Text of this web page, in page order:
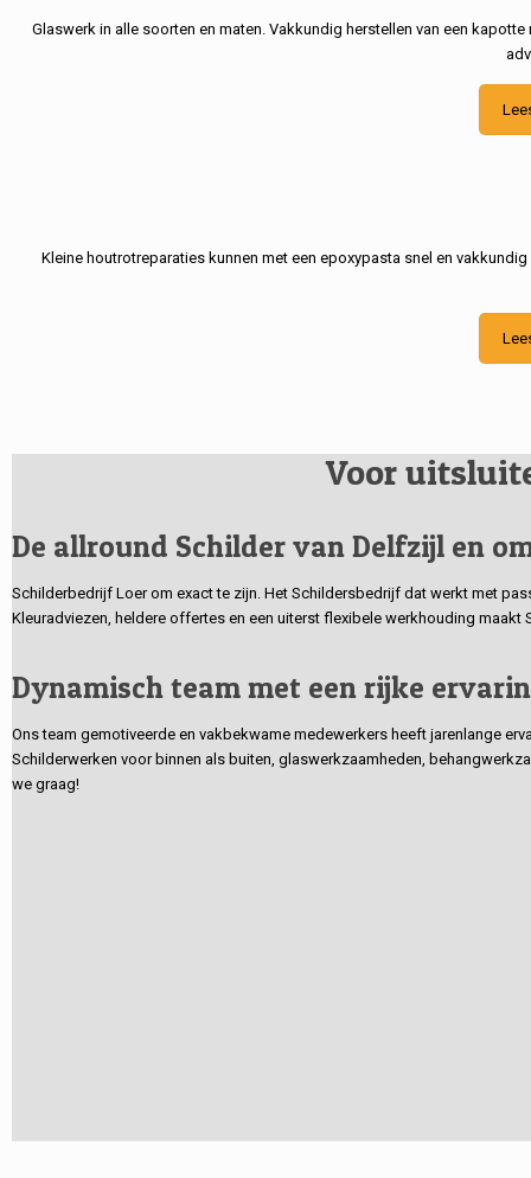
Glaswerk in alle soorten en maten. Vakkundig herstellen van een
Kleine houtrotreparaties kunnen met een epoxypasta snel en
Voor
De allround Schilder van Delfzijl en
Schilderbedrijf Loer om exact te zijn. Het Schildersbedrijf dat werkt met
Kleuradviezen, heldere offertes en een uiterst flexibele werkhouding
Dynamisch team met een rijke
Ons team gemotiveerde en vakbekwame medewerkers heeft jarenlange
Schilderwerken voor binnen als buiten, glaswerkzaamheden,
we graag!